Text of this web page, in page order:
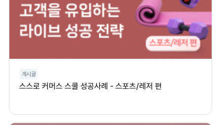
게시글
스스로 커머스 스쿨 성공사례 - 스포츠/레저 편